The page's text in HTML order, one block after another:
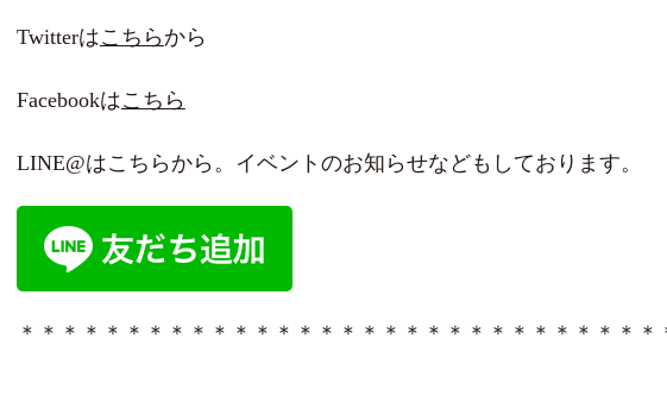
Twitterはこちらから
Facebookはこちら
LINE@はこちらから。イベントのお知らせなどもしております。
＊＊＊＊＊＊＊＊＊＊＊＊＊＊＊＊＊＊＊＊＊＊＊＊＊＊＊＊＊＊